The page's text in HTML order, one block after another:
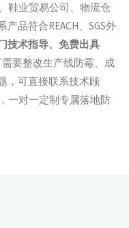
鞋业贸易公司、物流仓
品符合REACH、SGS外
技术指导、免费出具
要整改生产线防霉、成
，可直接联系技术顾
，一对一定制专属落地防